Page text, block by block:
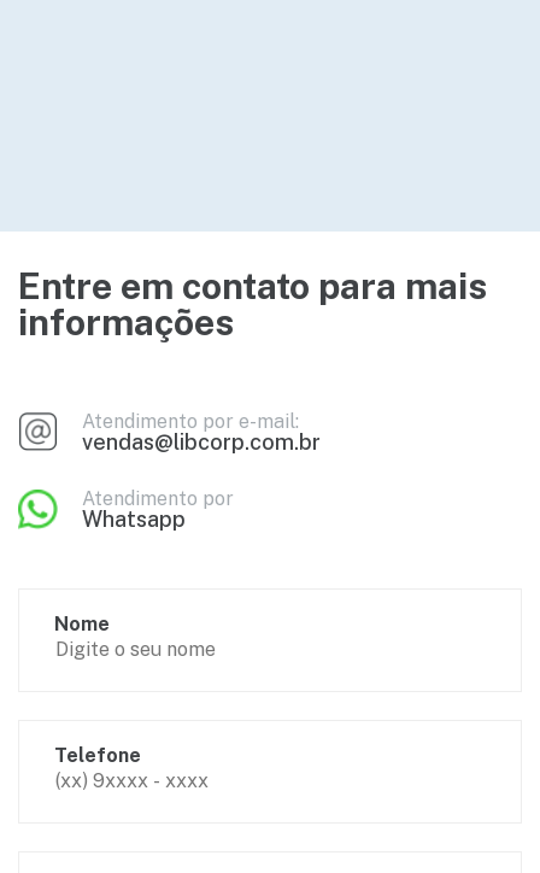
Entre em contato para mais
informações
Atendimento por e-mail:
vendas@libcorp.com.br
Atendimento por
Whatsapp
Nome
Telefone